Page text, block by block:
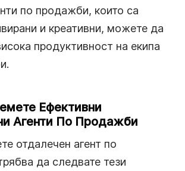
по продажби, които са
и креативни, можете да
продуктивност на екипа
Ефективни
Агенти По Продажби
отдалечен агент по
да следвате тези